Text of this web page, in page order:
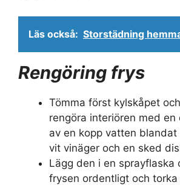
Läs också: Storstädning
Rengöring frys
Tömma först kylskåpet
rengöra interiören med en
av en kopp vatten
vit vinäger och en sked
Lägg den i en sprayflaska
frysen ordentligt och torka